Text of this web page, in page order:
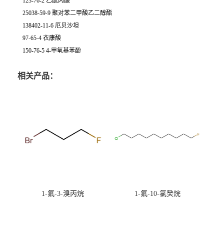
25038-59-9 聚对苯二甲酸乙二醇酯
138402-11-6 厄贝沙坦
97-65-4 衣康酸
150-76-5 4-甲氧基苯酚
相关产品：
1-氟-3-溴丙烷 1-氟-10-氯癸烷